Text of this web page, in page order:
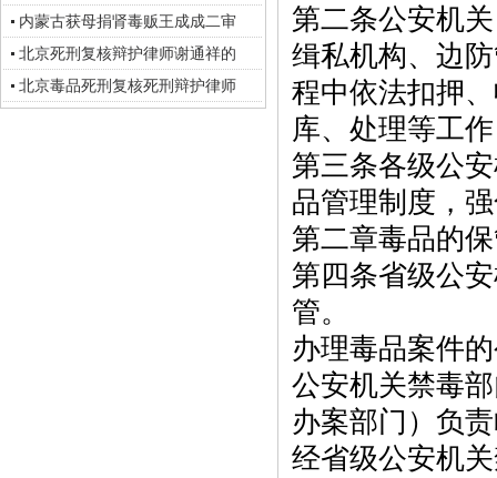
内蒙古获母捐肾毒贩王成成二审
北京死刑复核辩护律师谢通祥的
北京毒品死刑复核死刑辩护律师
第二条公安机
缉私机构、边
程中依法扣押
库、处理等工
第三条各级公
品管理制度，
第二章毒品的
第四条省级公
管。
办理毒品案件
公安机关禁毒
办案部门）负
经省级公安机